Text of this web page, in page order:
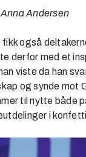
Andersen
også
derfor med et
viste da han
og synde mot
til nytte både
i